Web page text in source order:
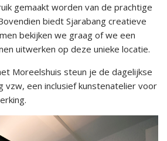
gemaakt worden van de prachtige
biedt Sjarabang creatieve
bekijken we graag of we een
uitwerken op deze unieke locatie.
Moreelshuis steun je de dagelijkse
vzw, een inclusief kunstenatelier voor